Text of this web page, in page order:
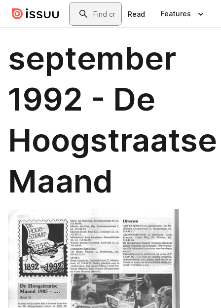
Skip to main contentSearch
Read Features
september
1992 - De
Hoogstraatse
Maand